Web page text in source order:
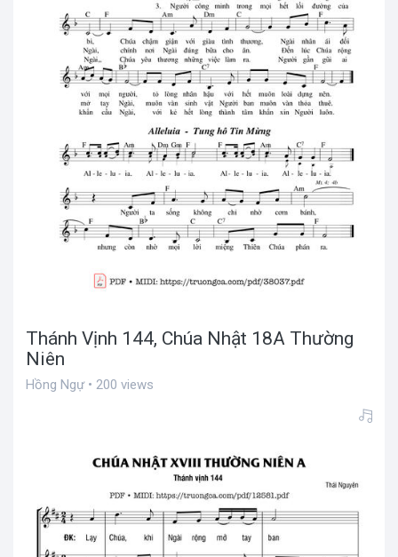
Thánh Vịnh 144, Chúa Nhật 18A Thường
Niên
Hồng Ngự • 200 views